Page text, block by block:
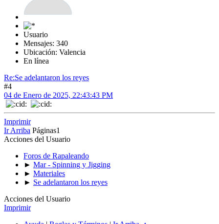
Usuario
Mensajes: 340
Ubicación: Valencia
En línea
Re:Se adelantaron los reyes
#4
04 de Enero de 2025, 22:43:43 PM
Imprimir
Ir Arriba Páginas1
Acciones del Usuario
Foros de Rapaleando
► Mar - Spinning y Jigging
► Materiales
► Se adelantaron los reyes
Acciones del Usuario
Imprimir